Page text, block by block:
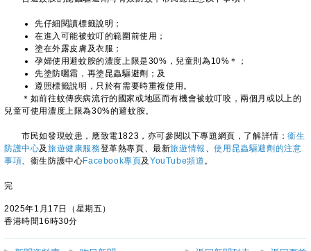
先仔細閱讀標籤說明；
在進入可能被蚊叮的範圍前使用；
塗在外露皮膚及衣服；
孕婦使用避蚊胺的濃度上限是30%，兒童則為10%＊；
先塗防曬霜，再塗昆蟲驅避劑；及
遵照標籤說明，只於有需要時重複使用。
＊如前往蚊傳疾病流行的國家或地區而有機會被蚊叮咬，兩個月或以上的
兒童可使用濃度上限為30%的避蚊胺。
​市民如發現蚊患，應致電1823，亦可參閱以下專題網頁，了解詳情：衞生
防護中心及旅遊健康服務登革熱專頁、最新旅遊情報 、使用昆蟲驅避劑的注意
事項、衞生防護中心Facebook專頁及YouTube頻道。
完
2025年1月17日（星期五）
香港時間16時30分